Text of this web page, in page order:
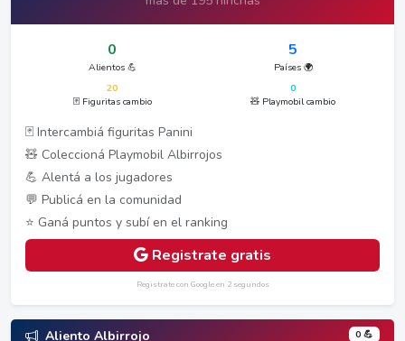
0
Alientos 💪
5
Países 🌍
20
🃏 Figuritas cambio
0
🧸 Playmobil cambio
🃏 Intercambiá figuritas Panini
🧸 Coleccioná Playmobil Albirrojos
💪 Alentá a los jugadores
💬 Publicá en la comunidad
⭐ Ganá puntos y subí en el ranking
Registrate gratis
Registrate con Google en 2 segundos
Aliento Albirrojo 0 💪